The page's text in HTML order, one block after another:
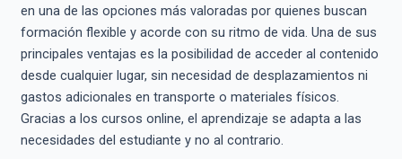
en una de las opciones más valoradas por quienes buscan
formación flexible y acorde con su ritmo de vida. Una de sus
principales ventajas es la posibilidad de acceder al contenido
desde cualquier lugar, sin necesidad de desplazamientos ni
gastos adicionales en transporte o materiales físicos.
Gracias a los cursos online, el aprendizaje se adapta a las
necesidades del estudiante y no al contrario.